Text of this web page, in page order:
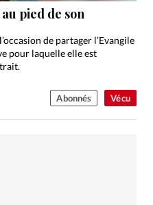
Vécu
pied de son
de partager l’Evangile
pour laquelle elle est
Abonnés